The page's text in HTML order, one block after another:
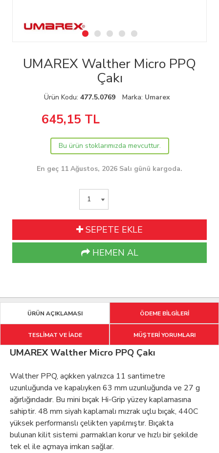
UMAREX Walther Micro PPQ
Çakı
Ürün Kodu: 477.5.0769 Marka: Umarex
645,15 TL
Bu ürün stoklarımızda mevcuttur.
En geç 11 Ağustos, 2026 Salı günü kargoda.
SEPETE EKLE
HEMEN AL
ÜRÜN AÇIKLAMASI ÖDEME BİLGİLERİ
TESLİMAT VE İADE MÜŞTERİ YORUMLARI
UMAREX Walther Micro PPQ Çakı
Walther PPQ, açıkken yalnızca 11 santimetre
uzunluğunda ve kapalıyken 63 mm uzunluğunda ve 27 g
ağırlığındadır. Bu mini bıçak Hi-Grip yüzey kaplamasına
sahiptir. 48 mm siyah kaplamalı mızrak uçlu bıçak, 440C
yüksek performanslı çelikten yapılmıştır. Bıçakta
bulunan kilit sistemi ,parmakları korur ve hızlı bir şekilde
tek el ile açmaya imkan sağlar.